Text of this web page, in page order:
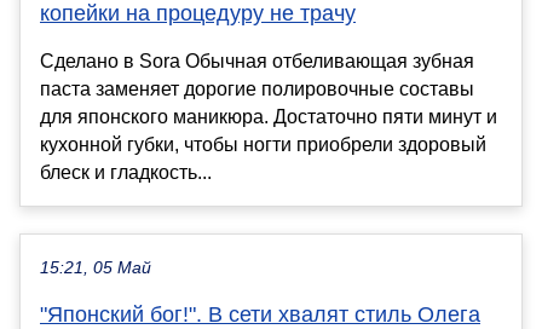
копейки на процедуру не трачу
Сделано в Sora Обычная отбеливающая зубная
паста заменяет дорогие полировочные составы
для японского маникюра. Достаточно пяти минут и
кухонной губки, чтобы ногти приобрели здоровый
блеск и гладкость...
15:21, 05 Май
"Японский бог!". В сети хвалят стиль Олега